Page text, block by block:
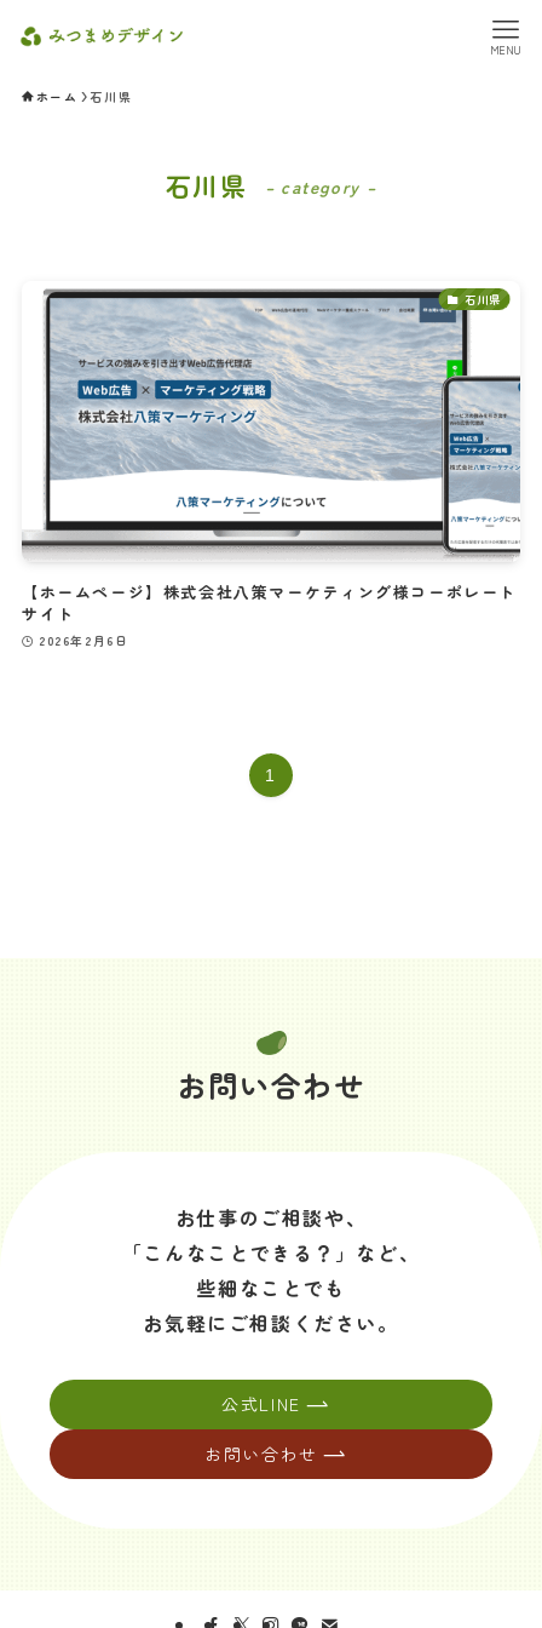
MENU
ホーム 石川県
石川県 – category –
石川県
【ホームページ】株式会社八策マーケティング様コーポレート
サイト
2026年2月6日
1
お問い合わせ
お仕事のご相談や、
「こんなことできる？」など、
些細なことでも
お気軽にご相談ください。
公式LINE
お問い合わせ